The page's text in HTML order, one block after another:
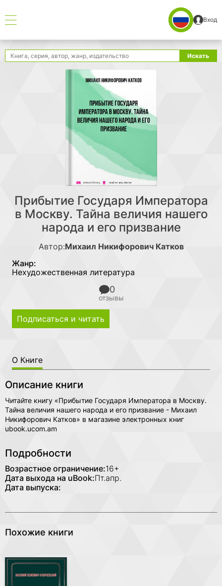
Вход
Поиск Искать
Прибытие Государя Императора
в Москву. Тайна величия нашего
народа и его призвание
Автор:Михаил Никифорович Катков
Жанр:
Нехудожественная литература
0
отзывы
Подписаться и читать
О Книге
Описание книги
Читайте книгу «Прибытие Государя Императора в Москву.
Тайна величия нашего народа и его призвание - Михаил
Никифорович Катков» в магазине электронных книг
ubook.ucom.am
Подробности
Возрастное ограничение:16+
Дата выхода на uBook:Пт.апр.
Дата выпуска:
Похожие книги